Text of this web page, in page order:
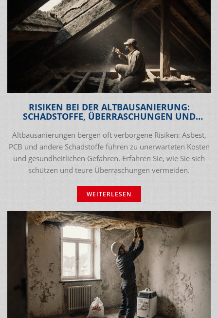
RISIKEN BEI DER ALTBAUSANIERUNG:
SCHADSTOFFE, ÜBERRASCHUNGEN UND
Altbausanierungen bergen oft verborgene Risiken: Asbest,
PCB und andere Schadstoffe führen zu unerwarteten Kosten
und gesundheitlichen Gefahren. Erfahren Sie, wie Sie sich
schützen und teure Überraschungen vermeiden.
WEITERLESEN